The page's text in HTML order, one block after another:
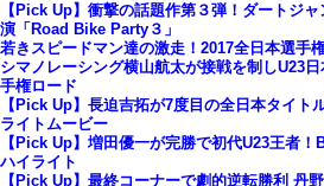
【Pick Up】衝撃の話題作第３弾！ダートジ
演「Road Bike Party３」
若きスピードマン達の激走！2017全日本選手
シマノレーシング横山航太が接戦を制しU23
手権ロード
【Pick Up】長迫吉拓が7度目の全日本タイト
ライトムービー
【Pick Up】増田優一が完勝で初代U23王者
ハイライト
【Pick Up】最終コーナーで劇的逆転勝利 丹